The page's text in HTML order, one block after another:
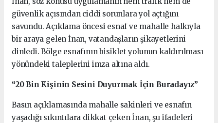
güvenlik açısından ciddi sorunlara yol açtığını
savundu. Açıklama öncesi esnaf ve mahalle halkıyla
bir araya gelen İnan, vatandaşların şikayetlerini
dinledi. Bölge esnafının bisiklet yolunun kaldırılması
yönündeki taleplerini imza altına aldı.
“20 Bin Kişinin Sesini Duyurmak İçin Buradayız”
Basın açıklamasında mahalle sakinleri ve esnafın
yaşadığı sıkıntılara dikkat çeken İnan, şu ifadeleri